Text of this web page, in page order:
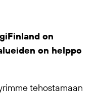
on
on helppo
tehostamaan